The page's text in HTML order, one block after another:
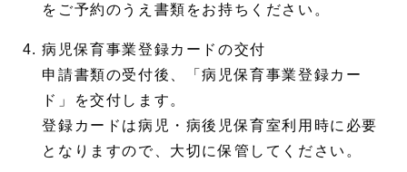
をご予約のうえ書類をお持ちください。
病児保育事業登録カードの交付
申請書類の受付後、「病児保育事業登録カー
ド」を交付します。
登録カードは病児・病後児保育室利用時に必要
となりますので、大切に保管してください。